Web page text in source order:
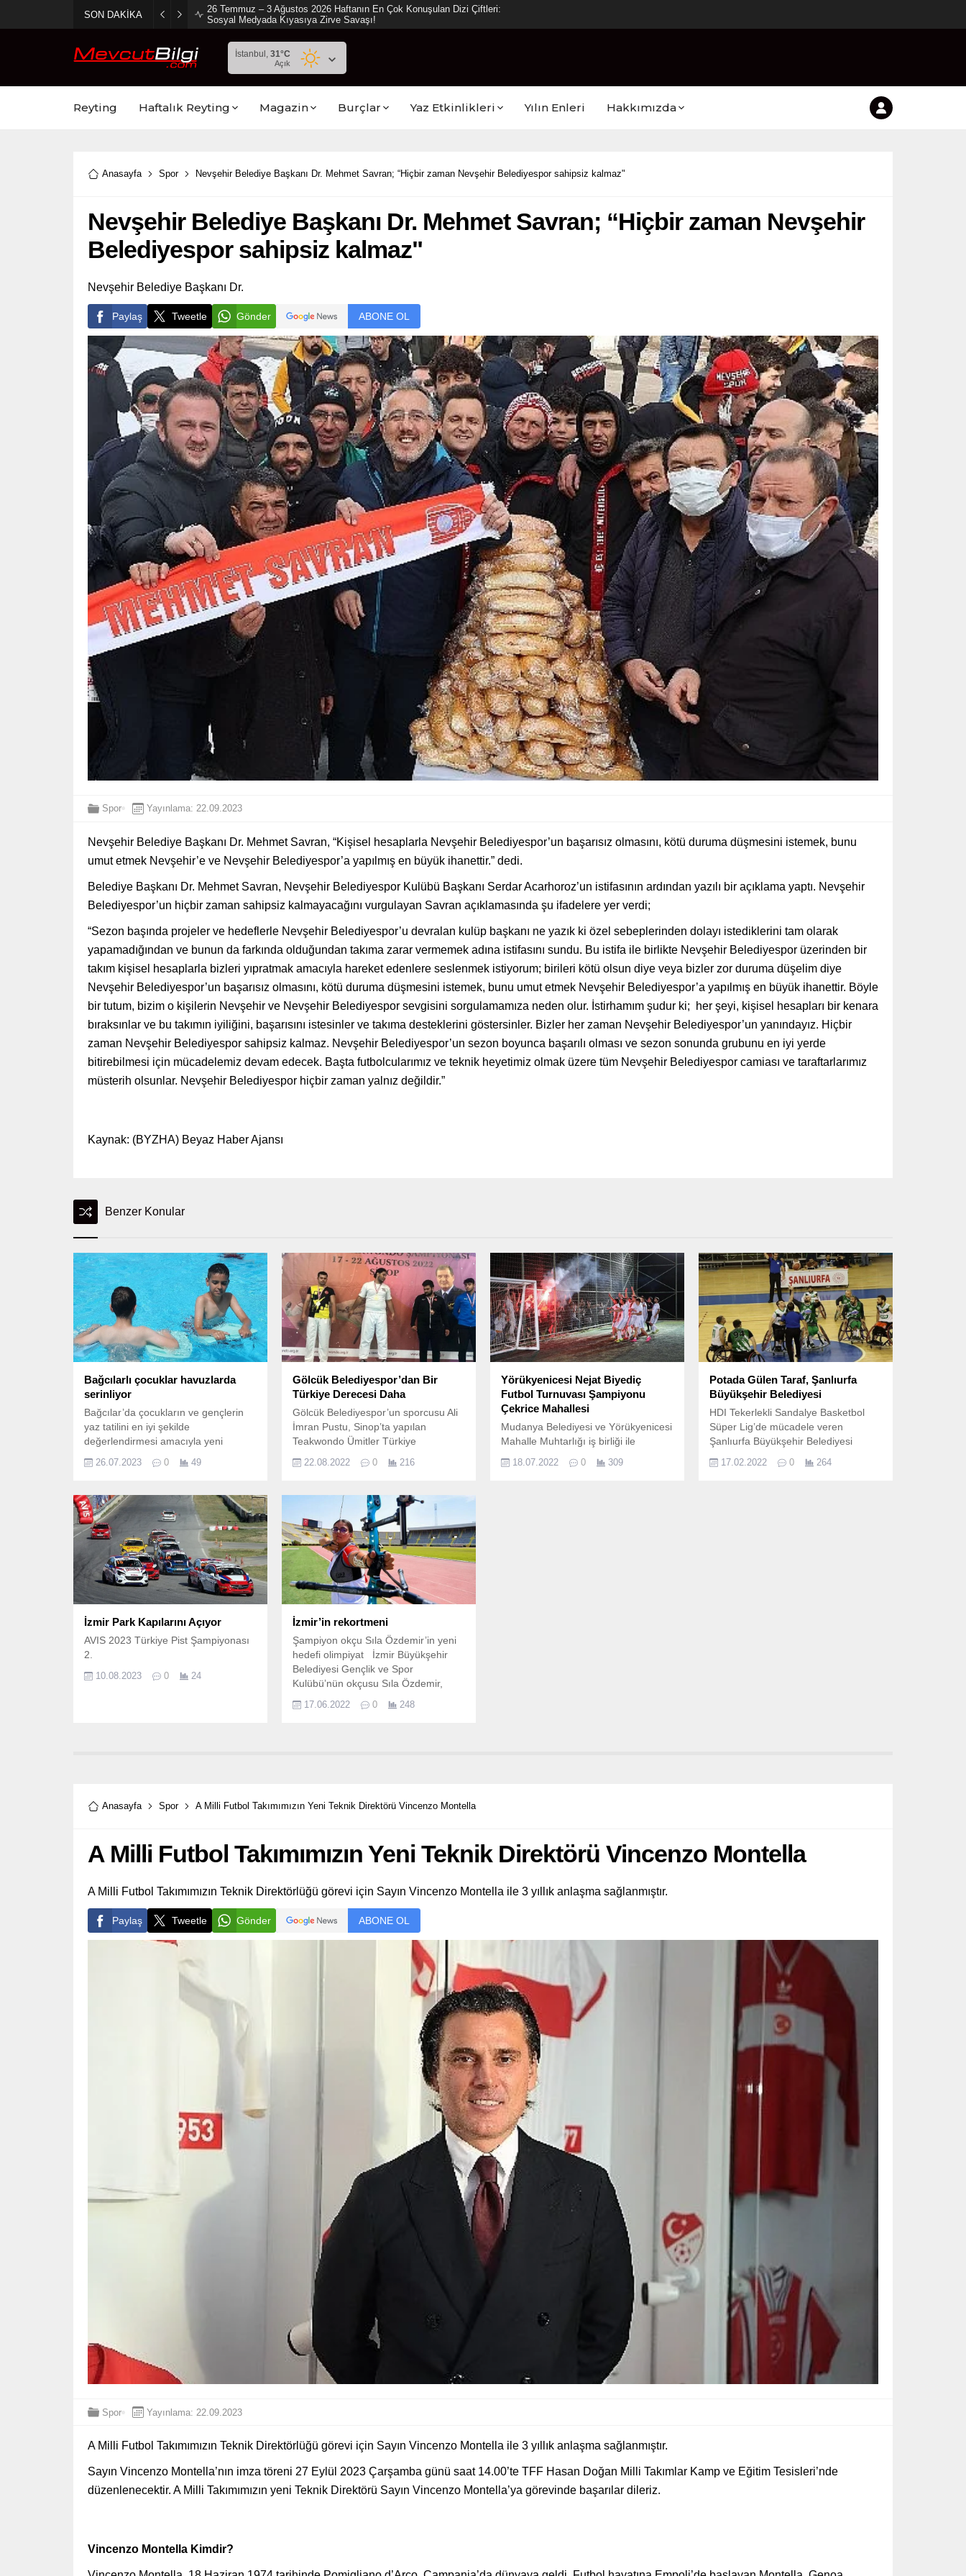
SON DAKİKA
2 Ağustos 2026 Sosyal Medya Reyting Sonuçları: “Daha 17” Ekranlara
Ambargo Koydu!
İstanbul, 31°C
Açık
Reyting Haftalık Reyting Magazin Burçlar Yaz Etkinlikleri Yılın Enleri Hakkımızda
Anasayfa Spor Nevşehir Belediye Başkanı Dr. Mehmet Savran; “Hiçbir zaman Nevşehir Belediyespor sahipsiz kalmaz"
Nevşehir Belediye Başkanı Dr. Mehmet Savran; “Hiçbir zaman Nevşehir
Belediyespor sahipsiz kalmaz"
Nevşehir Belediye Başkanı Dr.
Paylaş Tweetle Gönder ABONE OL
Spor Yayınlama: 22.09.2023
Nevşehir Belediye Başkanı Dr. Mehmet Savran, “Kişisel hesaplarla Nevşehir Belediyespor’un başarısız olmasını, kötü duruma düşmesini istemek, bunu
umut etmek Nevşehir’e ve Nevşehir Belediyespor’a yapılmış en büyük ihanettir.” dedi.
Belediye Başkanı Dr. Mehmet Savran, Nevşehir Belediyespor Kulübü Başkanı Serdar Acarhoroz’un istifasının ardından yazılı bir açıklama yaptı. Nevşehir
Belediyespor’un hiçbir zaman sahipsiz kalmayacağını vurgulayan Savran açıklamasında şu ifadelere yer verdi;
“Sezon başında projeler ve hedeflerle Nevşehir Belediyespor’u devralan kulüp başkanı ne yazık ki özel sebeplerinden dolayı istediklerini tam olarak
yapamadığından ve bunun da farkında olduğundan takıma zarar vermemek adına istifasını sundu. Bu istifa ile birlikte Nevşehir Belediyespor üzerinden bir
takım kişisel hesaplarla bizleri yıpratmak amacıyla hareket edenlere seslenmek istiyorum; birileri kötü olsun diye veya bizler zor duruma düşelim diye
Nevşehir Belediyespor’un başarısız olmasını, kötü duruma düşmesini istemek, bunu umut etmek Nevşehir Belediyespor’a yapılmış en büyük ihanettir. Böyle
bir tutum, bizim o kişilerin Nevşehir ve Nevşehir Belediyespor sevgisini sorgulamamıza neden olur. İstirhamım şudur ki; her şeyi, kişisel hesapları bir kenara
bıraksınlar ve bu takımın iyiliğini, başarısını istesinler ve takıma desteklerini göstersinler. Bizler her zaman Nevşehir Belediyespor’un yanındayız. Hiçbir
zaman Nevşehir Belediyespor sahipsiz kalmaz. Nevşehir Belediyespor’un sezon boyunca başarılı olması ve sezon sonunda grubunu en iyi yerde
bitirebilmesi için mücadelemiz devam edecek. Başta futbolcularımız ve teknik heyetimiz olmak üzere tüm Nevşehir Belediyespor camiası ve taraftarlarımız
müsterih olsunlar. Nevşehir Belediyespor hiçbir zaman yalnız değildir.”
Kaynak: (BYZHA) Beyaz Haber Ajansı
Benzer Konular
Bağcılarlı çocuklar havuzlarda
serinliyor
Bağcılar’da çocukların ve gençlerin
yaz tatilini en iyi şekilde
değerlendirmesi amacıyla yeni
26.07.2023 0 49
Gölcük Belediyespor’dan Bir
Türkiye Derecesi Daha
Gölcük Belediyespor’un sporcusu Ali
İmran Pustu, Sinop’ta yapılan
Teakwondo Ümitler Türkiye
seçmelerinde + 87 kilogramda
22.08.2022 0 216
Yörükyenicesi Nejat Biyediç
Futbol Turnuvası Şampiyonu
Çekrice Mahallesi
Mudanya Belediyesi ve Yörükyenicesi
Mahalle Muhtarlığı iş birliği ile
Biyediç Mahalleler Arası Halı Saha
18.07.2022 0 309
Potada Gülen Taraf, Şanlıurfa
Büyükşehir Belediyesi
HDI Tekerlekli Sandalye Basketbol
Süper Lig’de mücadele veren
Şanlıurfa Büyükşehir Belediyesi
Bursa Engelliler Spor Kulübü
17.02.2022 0 264
İzmir Park Kapılarını Açıyor
AVIS 2023 Türkiye Pist Şampiyonası
2.
10.08.2023 0 24
İzmir’in rekortmeni
Şampiyon okçu Sıla Özdemir’in yeni
hedefi olimpiyat İzmir Büyükşehir
Belediyesi Gençlik ve Spor
Kulübü’nün okçusu Sıla Özdemir,
ilerliyor.
17.06.2022 0 248
Anasayfa Spor A Milli Futbol Takımımızın Yeni Teknik Direktörü Vincenzo Montella
A Milli Futbol Takımımızın Yeni Teknik Direktörü Vincenzo Montella
A Milli Futbol Takımımızın Teknik Direktörlüğü görevi için Sayın Vincenzo Montella ile 3 yıllık anlaşma sağlanmıştır.
Paylaş Tweetle Gönder ABONE OL
Spor Yayınlama: 22.09.2023
A Milli Futbol Takımımızın Teknik Direktörlüğü görevi için Sayın Vincenzo Montella ile 3 yıllık anlaşma sağlanmıştır.
Sayın Vincenzo Montella’nın imza töreni 27 Eylül 2023 Çarşamba günü saat 14.00’te TFF Hasan Doğan Milli Takımlar Kamp ve Eğitim Tesisleri’nde
düzenlenecektir. A Milli Takımımızın yeni Teknik Direktörü Sayın Vincenzo Montella’ya görevinde başarılar dileriz.
Vincenzo Montella Kimdir?